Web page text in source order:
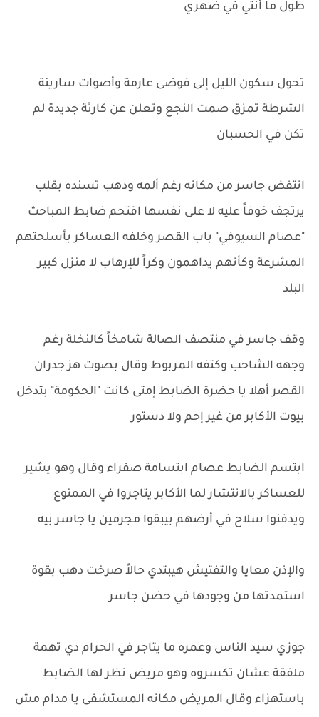
طول ما أنتي في ضهري
تحول سكون الليل إلى فوضى عارمة وأصوات سارينة
الشرطة تمزق صمت النجع وتعلن عن كارثة جديدة لم
تكن في الحسبان
انتفض جاسر من مكانه رغم ألمه ودهب تسنده بقلب
يرتجف خوفاً عليه لا على نفسها اقتحم ضابط المباحث
"عصام السيوفي" باب القصر وخلفه العساكر بأسلحتهم
المشرعة وكأنهم يداهمون وكراً للإرهاب لا منزل كبير
البلد
وقف جاسر في منتصف الصالة شامخاً كالنخلة رغم
وجهه الشاحب وكتفه المربوط وقال بصوت هز جدران
القصر أهلا يا حضرة الضابط إمتى كانت "الحكومة" بتدخل
بيوت الأكابر من غير إحم ولا دستور
ابتسم الضابط عصام ابتسامة صفراء وقال وهو يشير
للعساكر بالانتشار لما الأكابر يتاجروا في الممنوع
ويدفنوا سلاح في أرضهم بيبقوا مجرمين يا جاسر بيه
والإذن معايا والتفتيش هيبتدي حالاً صرخت دهب بقوة
استمدتها من وجودها في حضن جاسر
جوزي سيد الناس وعمره ما يتاجر في الحرام دي تهمة
ملفقة عشان تكسروه وهو مريض نظر لها الضابط
باستهزاء وقال المريض مكانه المستشفى يا مدام مش